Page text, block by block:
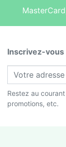
Inscrivez-
Restez au
promotions, etc.